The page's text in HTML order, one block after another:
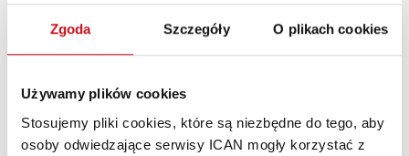
Zgoda Szczegóły O plikach cookies
Używamy plików cookies
Stosujemy pliki cookies, które są niezbędne do tego, aby
osoby odwiedzające serwisy ICAN mogły korzystać z